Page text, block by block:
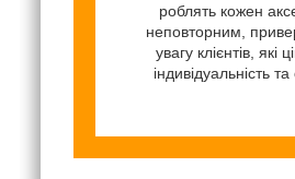
роблять кожен
неповторним,
увагу клієнтів, які
індивідуальність та